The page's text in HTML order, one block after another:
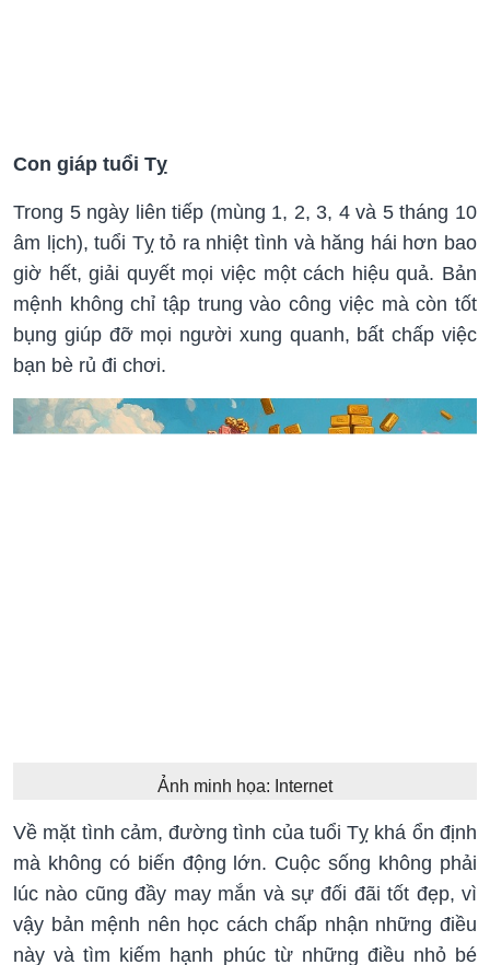
Con giáp tuổi Tỵ
Trong 5 ngày liên tiếp (mùng 1, 2, 3, 4 và 5 tháng 10
âm lịch), tuổi Tỵ tỏ ra nhiệt tình và hăng hái hơn bao
giờ hết, giải quyết mọi việc một cách hiệu quả. Bản
mệnh không chỉ tập trung vào công việc mà còn tốt
bụng giúp đỡ mọi người xung quanh, bất chấp việc
bạn bè rủ đi chơi.
Ảnh minh họa: Internet
Về mặt tình cảm, đường tình của tuổi Tỵ khá ổn định
mà không có biến động lớn. Cuộc sống không phải
lúc nào cũng đầy may mắn và sự đối đãi tốt đẹp, vì
vậy bản mệnh nên học cách chấp nhận những điều
này và tìm kiếm hạnh phúc từ những điều nhỏ bé